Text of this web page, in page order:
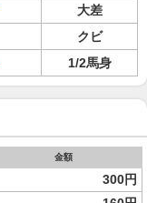
大差
クビ
1/2馬身
金額
300円